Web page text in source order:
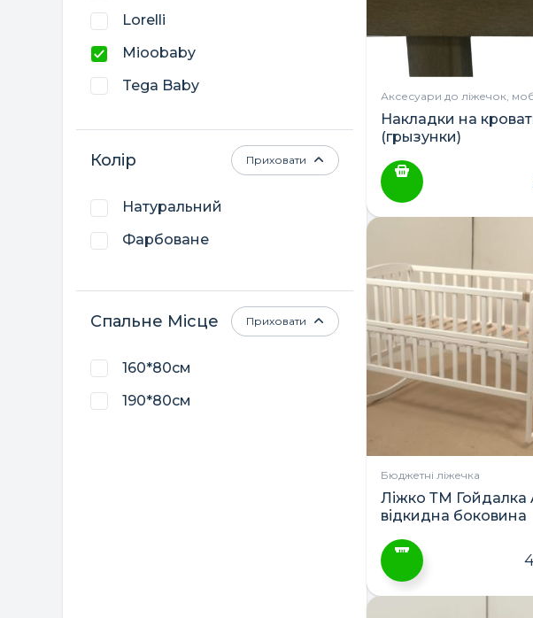
Lorelli
Mioobaby
Tega Baby
Гойдалка
Кузя
ТМ DeSon
Україна
Колір
Натуральний
Фарбоване
Приховати
Спальне Місце
160*80см
190*80см
Приховати
Аксесуари до ліжечок,
Накладки на
(грызунки)
Бюджетні ліжечка
Ліжко ТМ Гойдалка
відкидна боковина